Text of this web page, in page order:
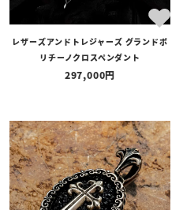
レザーズアンドトレジャーズ グランドポ
リチーノクロスペンダント
297,000